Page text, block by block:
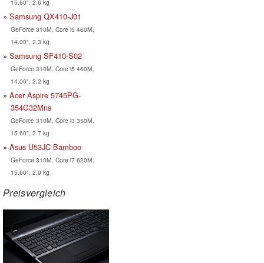
15.60", 2.6 kg
Samsung QX410-J01
GeForce 310M, Core i5 460M,
14.00", 2.3 kg
Samsung SF410-S02
GeForce 310M, Core i5 460M,
14.00", 2.2 kg
Acer Aspire 5745PG-
354G32Mns
GeForce 310M, Core i3 350M,
15.60", 2.7 kg
Asus U53JC Bamboo
GeForce 310M, Core i7 620M,
15.60", 2.9 kg
Preisvergleich